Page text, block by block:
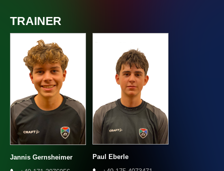
TRAINER
Jannis Gernsheimer
Paul Eberle